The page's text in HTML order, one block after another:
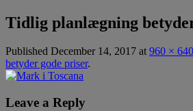
Tidlig planlægning
Published December 14, 2017 at960 × 640
betyder gode priser.
Leave a Reply